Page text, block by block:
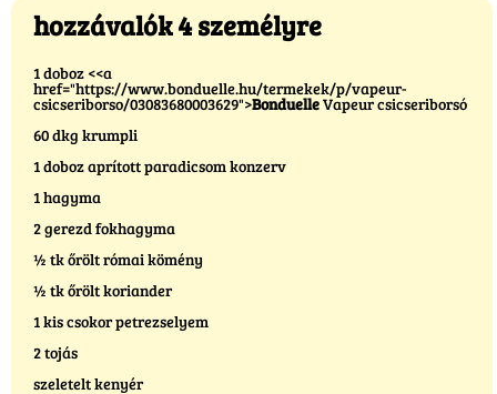
hozzávalók 4 személyre
1 doboz <<a
href="https://www.bonduelle.hu/termekek/p/vapeur-
csicseriborso/03083680003629">BonduelleVapeur csicseriborsó
60 dkg krumpli
1 doboz aprított paradicsom konzerv
1 hagyma
2 gerezd fokhagyma
½ tk őrölt római kömény
½ tk őrölt koriander
1 kis csokor petrezselyem
2 tojás
szeletelt kenyér